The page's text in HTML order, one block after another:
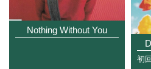
Nothing Without You
初